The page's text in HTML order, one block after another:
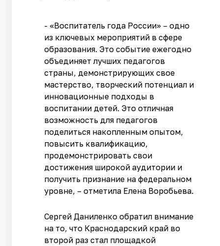
- «Воспитатель года России» – одно
из ключевых мероприятий в сфере
образования. Это событие ежегодно
объединяет лучших педагогов
страны, демонстрирующих свое
мастерство, творческий потенциал и
инновационные подходы в
воспитании детей. Это отличная
возможность для педагогов
поделиться накопленным опытом,
повысить квалификацию,
продемонстрировать свои
достижения широкой аудитории и
получить признание на федеральном
уровне, – отметила Елена Воробьева.
Сергей Даниленко обратил внимание
на то, что Краснодарский край во
второй раз стал площадкой